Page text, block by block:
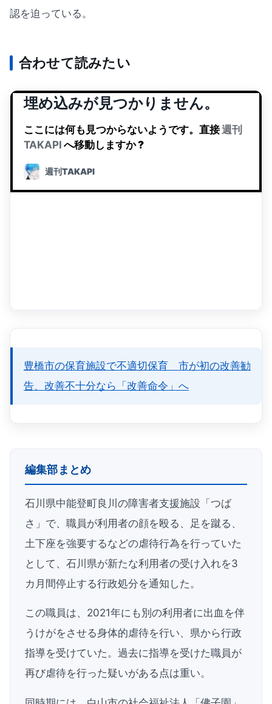
認を迫っている。
合わせて読みたい
豊橋市の保育施設で不適切保育 市が初の改善勧
告、改善不十分なら「改善命令」へ
編集部まとめ
石川県中能登町良川の障害者支援施設「つば
さ」で、職員が利用者の顔を殴る、足を蹴る、
土下座を強要するなどの虐待行為を行っていた
として、石川県が新たな利用者の受け入れを3
カ月間停止する行政処分を通知した。
この職員は、2021年にも別の利用者に出血を伴
うけがをさせる身体的虐待を行い、県から行政
指導を受けていた。過去に指導を受けた職員が
再び虐待を行った疑いがある点は重い。